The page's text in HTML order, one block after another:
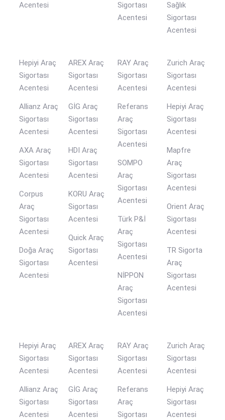
Acentesi
Sigortası
Acentesi
Sağlık
Sigortası
Acentesi
Hepiyi Araç
Sigortası
Acentesi
Allianz Araç
Sigortası
Acentesi
AXA Araç
Sigortası
Acentesi
Corpus
Araç
Sigortası
Acentesi
Doğa Araç
Sigortası
Acentesi
AREX Araç
Sigortası
Acentesi
GİG Araç
Sigortası
Acentesi
HDI Araç
Sigortası
Acentesi
KORU Araç
Sigortası
Acentesi
Quick Araç
Sigortası
Acentesi
RAY Araç
Sigortası
Acentesi
Referans
Araç
Sigortası
Acentesi
SOMPO
Araç
Sigortası
Acentesi
Türk P&İ
Araç
Sigortası
Acentesi
NİPPON
Araç
Sigortası
Acentesi
Zurich Araç
Sigortası
Acentesi
Hepiyi Araç
Sigortası
Acentesi
Mapfre
Araç
Sigortası
Acentesi
Orient Araç
Sigortası
Acentesi
TR Sigorta
Araç
Sigortası
Acentesi
Hepiyi Araç
Sigortası
Acentesi
Allianz Araç
Sigortası
Acentesi
AREX Araç
Sigortası
Acentesi
GİG Araç
Sigortası
Acentesi
RAY Araç
Sigortası
Acentesi
Referans
Araç
Sigortası
Zurich Araç
Sigortası
Acentesi
Hepiyi Araç
Sigortası
Acentesi